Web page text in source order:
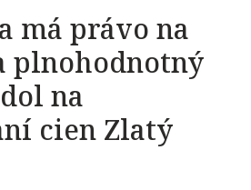
má právo na
plnohodnotný
na
cien Zlatý